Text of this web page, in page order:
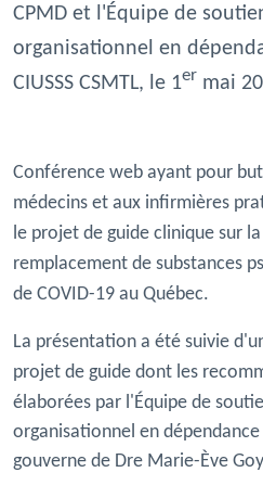
CPMD et l'Équipe de
organisationnel en
CIUSSS CSMTL, le 1er mai
Conférence web ayant pour
médecins et aux infirmières
le projet de guide clinique sur
remplacement de substances
de COVID-19 au Québec.
La présentation a été suivie
projet de guide dont les
élaborées par l'Équipe de
organisationnel en
gouverne de Dre Marie-Ève